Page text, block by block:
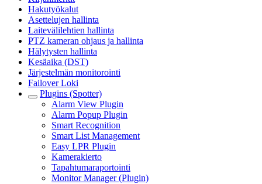
Hakutyökalut
Asettelujen hallinta
Laitevälilehtien hallinta
PTZ kameran ohjaus ja hallinta
Hälytysten hallinta
Kesäaika (DST)
Järjestelmän monitorointi
Failover Loki
Plugins (Spotter)
Alarm View Plugin
Alarm Popup Plugin
Smart Recognition
Smart List Management
Easy LPR Plugin
Kamerakierto
Tapahtumaraportointi
Monitor Manager (Plugin)